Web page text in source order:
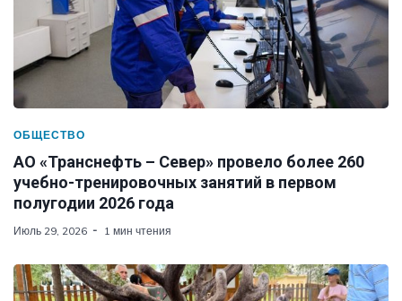
ОБЩЕСТВО
АО «Транснефть – Север» провело более 260
учебно-тренировочных занятий в первом
полугодии 2026 года
Июль 29, 2026 1 мин чтения